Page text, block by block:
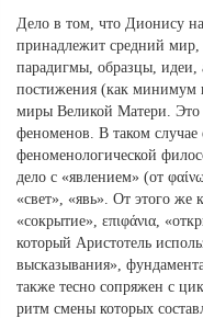
Дело в том, что Дионису
принадлежит средний
парадигмы, образцы,
постижения (как минимум
миры Великой Матери. Это
феноменов. В таком
феноменологической
дело с «явлением» (от
«свет», «явь». От этого же
«сокрытие», επιφάνια,
который Аристотель
высказывания»,
также тесно сопряжен с
ритм смены которых